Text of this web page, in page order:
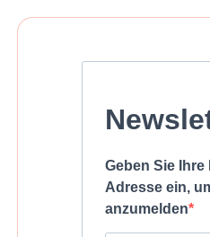
Geben Sie Ihre
Adresse ein,
anzumelden